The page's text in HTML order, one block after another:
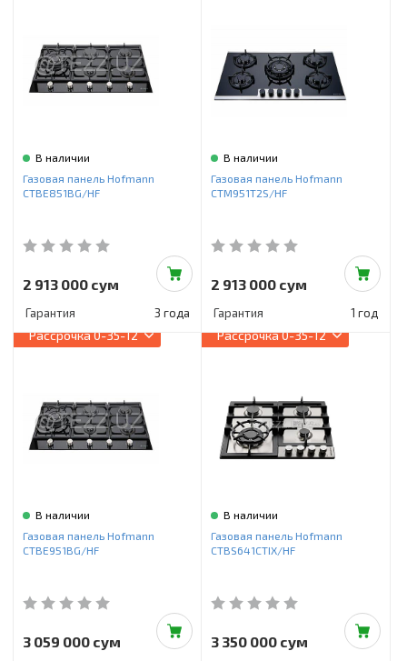
В наличии
Газовая панель Hofmann
CTBE851BG/HF
2 913 000 сум
Гарантия 3 года
В наличии
Газовая панель Hofmann
CTM951T2S/HF
2 913 000 сум
Гарантия 1 год
Рассрочка0-35-12
В наличии
Газовая панель Hofmann
CTBE951BG/HF
3 059 000 сум
Рассрочка0-35-12
В наличии
Газовая панель Hofmann
CTBS641CTIX/HF
3 350 000 сум